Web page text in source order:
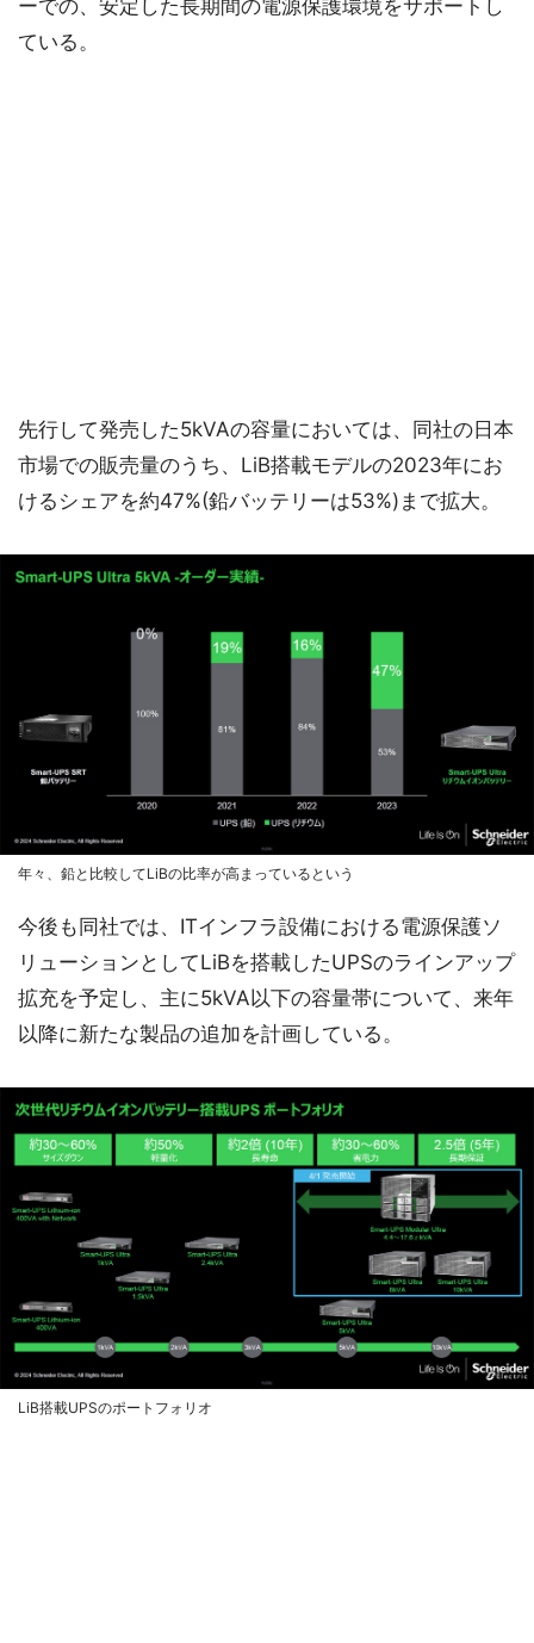
ーでの、安定した長期間の電源保護環境をサポートし
ている。
先行して発売した5kVAの容量においては、同社の日本
市場での販売量のうち、LiB搭載モデルの2023年にお
けるシェアを約47%(鉛バッテリーは53%)まで拡大。
年々、鉛と比較してLiBの比率が高まっているという
今後も同社では、ITインフラ設備における電源保護ソ
リューションとしてLiBを搭載したUPSのラインアップ
拡充を予定し、主に5kVA以下の容量帯について、来年
以降に新たな製品の追加を計画している。
LiB搭載UPSのポートフォリオ